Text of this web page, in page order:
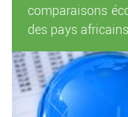
comparaisons
des pays